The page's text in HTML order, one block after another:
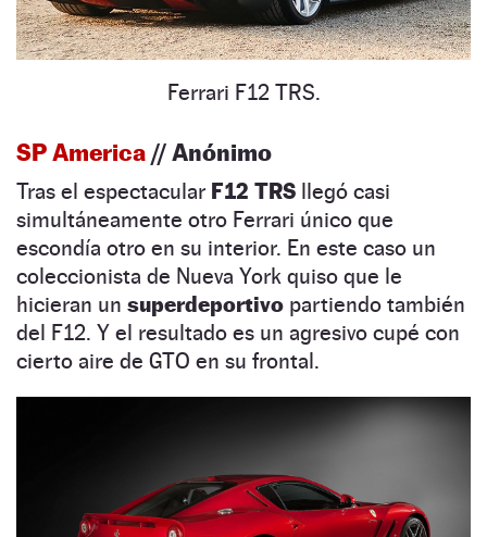
Ferrari F12 TRS.
SP America // Anónimo
Tras el espectacular F12 TRS llegó casi
simultáneamente otro Ferrari único que
escondía otro en su interior. En este caso un
coleccionista de Nueva York quiso que le
hicieran un superdeportivo partiendo también
del F12. Y el resultado es un agresivo cupé con
cierto aire de GTO en su frontal.